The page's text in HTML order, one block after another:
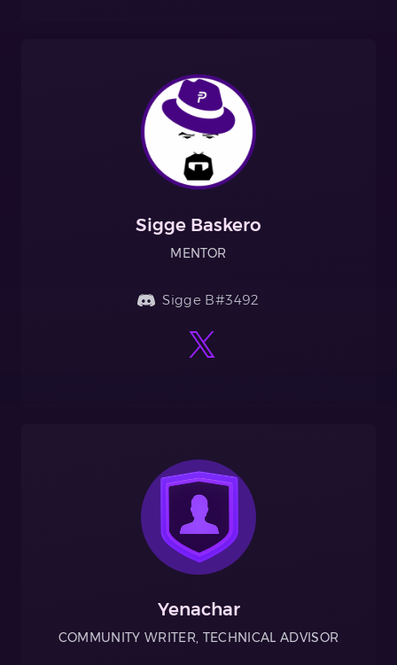
Sigge Baskero
MENTOR
Sigge B#3492
Yenachar
COMMUNITY WRITER, TECHNICAL ADVISOR